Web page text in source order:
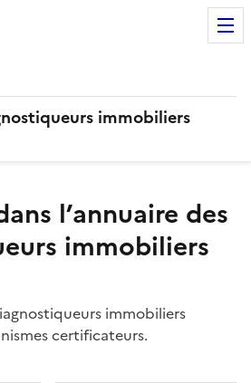
immobiliers
l’annuaire des
immobiliers
immobiliers
certificateurs.